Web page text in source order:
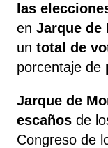
las
en Jarque de
un total de
porcentaje de
Jarque de
escaños de
Congreso de